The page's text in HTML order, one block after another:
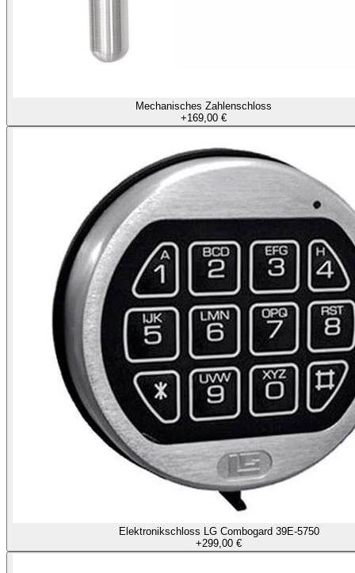
Mechanisches Zahlenschloss
+169,00 €
Elektronikschloss LG Combogard 39E-5750
+299,00 €